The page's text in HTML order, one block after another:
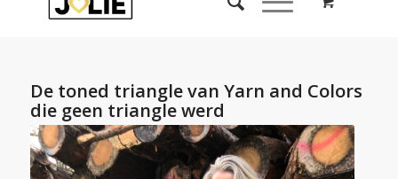
De toned triangle van Yarn and Colors
die geen triangle werd